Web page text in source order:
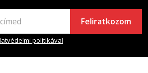
Feliratkozom
politikával